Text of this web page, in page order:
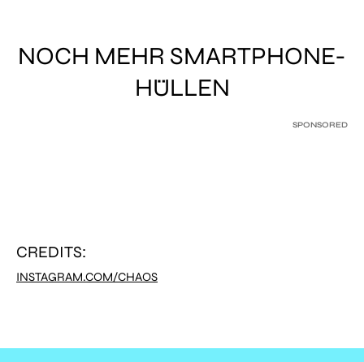
NOCH MEHR SMARTPHONE-
HÜLLEN
SPONSORED
CREDITS:
INSTAGRAM.COM/CHAOS